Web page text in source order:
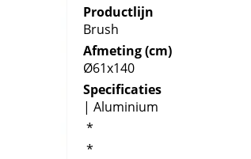
Productlijn
Brush
Afmeting (cm)
Ø61x140
Specificaties
| Aluminium
*
*